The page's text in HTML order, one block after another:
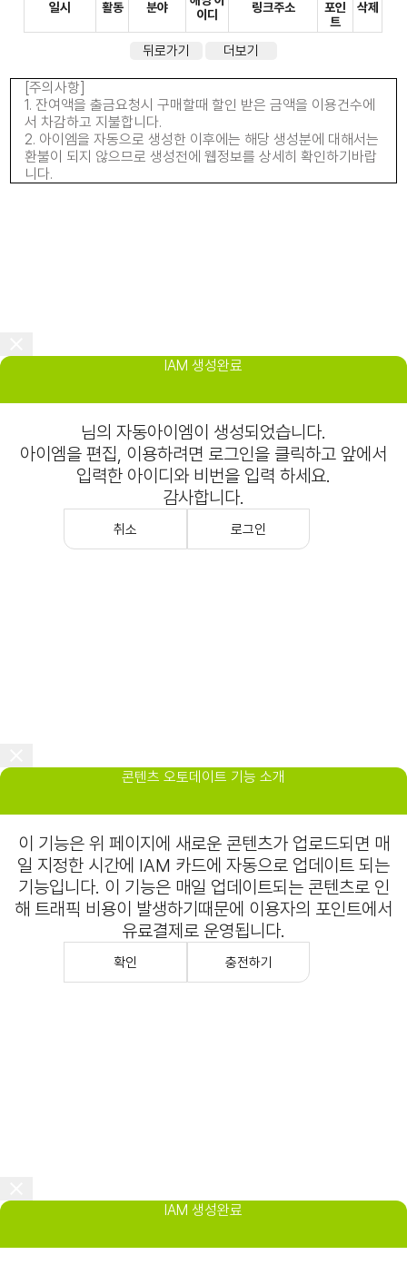
일시 활동 분야
이디
링크주소
포인
트
삭제
뒤로가기 더보기
[주의사항]
1. 잔여액을 출금요청시 구매할때 할인 받은 금액을 이용건수에
서 차감하고 지불합니다.
2. 아이엠을 자동으로 생성한 이후에는 해당 생성분에 대해서는
환불이 되지 않으므로 생성전에 웹정보를 상세히 확인하기바랍
니다.
IAM 생성완료
님의 자동아이엠이 생성되었습니다.
아이엠을 편집, 이용하려면 로그인을 클릭하고 앞에서
입력한 아이디와 비번을 입력 하세요.
감사합니다.
취소 로그인
콘텐츠 오토데이트 기능 소개
이 기능은 위 페이지에 새로운 콘텐츠가 업로드되면 매
일 지정한 시간에 IAM 카드에 자동으로 업데이트 되는
기능입니다. 이 기능은 매일 업데이트되는 콘텐츠로 인
해 트래픽 비용이 발생하기때문에 이용자의 포인트에서
유료결제로 운영됩니다.
확인 충전하기
IAM 생성완료